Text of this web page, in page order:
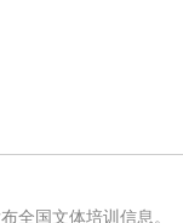
全国文体培训信息。